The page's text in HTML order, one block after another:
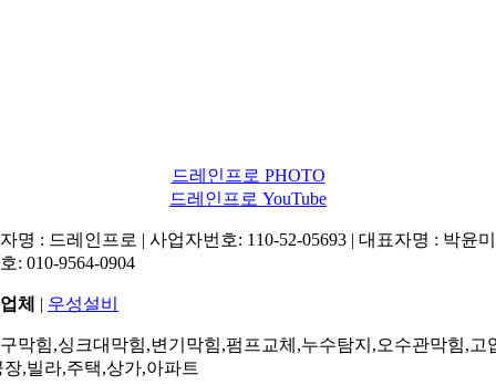
드레인프로 PHOTO
드레인프로 YouTube
명 : 드레인프로 | 사업자번호: 110-52-05693 | 대표자명 : 박윤
: 010-9564-0904
체 | 우성설비
막힘,싱크대막힘,변기막힘,펌프교체,누수탐지,오수관막힘,고
장,빌라,주택,상가,아파트